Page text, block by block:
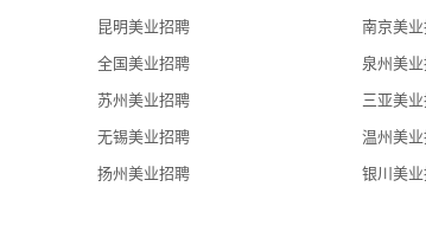
敬业精神。您想提高效益、待遇，只有把
题。
陕西雅凯在遵循一贯的“思想创新、诚信为
设。已具备了较完备的内外部管理和高水准
昆明美业招聘 南京美
全国美业招聘 泉州美
苏州美业招聘 三亚美
无锡美业招聘 温州美
扬州美业招聘 银川美